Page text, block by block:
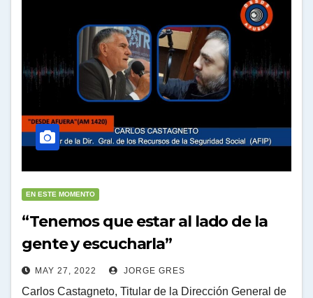
EN ESTE MOMENTO
“Tenemos que estar al lado de la
gente y escucharla”
MAY 27, 2022 JORGE GRES
Carlos Castagneto, Titular de la Dirección General de